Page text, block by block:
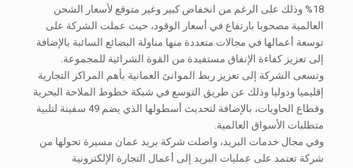
18% وذلك على الرغم من انخفاض كبير وغير متوقع لأسعار الشحن
العالمية مصحوبا بارتفاع في أسعار الوقود، حيث عملت الشركة على
توسعة أعمالها في مجالات متعددة منها مناولة البضائع السائبة بالإضافة
إلى تعزيز كفاءة الإنفاق مستفيدة من القوة الشرائية للمجموعة.
وتسعى الشركة إلى تعزيز ربط الموانئ العمانية بأهم المراكز التجارية
إقليميا ودوليا وذلك عن طريق التوسع في شبكة خطوط الملاحة البحرية
وقطاع الحاويات، بالإضافة لتحديث أسطولها الذي يضم 49 سفينة لتلبية
متطلبات الأسواق العالمية.
وفي مجال خدمات البريد، واصلت شركة بريد عمان مسيرة تحولها من
شركة تعتمد على عمليات البريد إلى أعمال التجارة الإلكترونية